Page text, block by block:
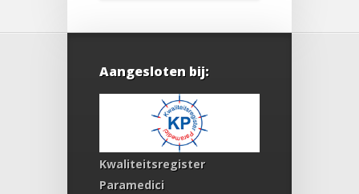
Aangesloten bij:
Kwaliteitsregister
Paramedici